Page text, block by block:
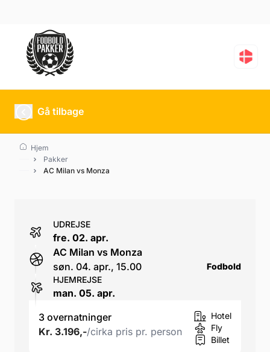
AC Milan vs Monza
Gå tilbage
Hjem
Pakker
AC Milan vs Monza
UDREJSE
fre. 02. apr.
AC Milan vs Monza
søn. 04. apr., 15.00
Fodbold
HJEMREJSE
man. 05. apr.
3 overnatninger
Kr. 3.196,-/cirka pris pr. person
Hotel
Fly
Billet